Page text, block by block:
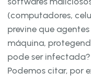
(computadores,
previne que
máquina,
pode ser
Podemos citar, por